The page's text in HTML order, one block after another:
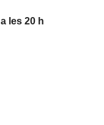
les 20 h